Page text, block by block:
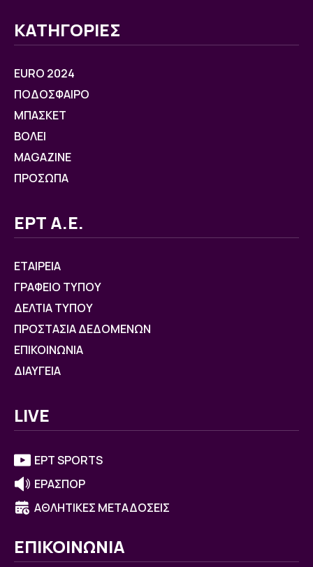
ΚΑΤΗΓΟΡΙΕΣ
EURO 2024
ΠΟΔΟΣΦΑΙΡΟ
ΜΠΑΣΚΕΤ
ΒOΛΕΙ
MAGAZINE
ΠΡΟΣΩΠΑ
ΕΡΤ Α.Ε.
ΕΤΑΙΡΕΙΑ
ΓΡΑΦΕΙΟ ΤΥΠΟΥ
ΔΕΛΤΙΑ ΤΥΠΟΥ
ΠΡΟΣΤΑΣΙΑ ΔΕΔΟΜΕΝΩΝ
ΕΠΙΚΟΙΝΩΝΙΑ
ΔΙΑΥΓΕΙΑ
LIVE
ΕΡΤ SPORTS
ΕΡΑΣΠΟΡ
ΑΘΛΗΤΙΚΕΣ ΜΕΤΑΔΟΣΕΙΣ
ΕΠΙΚΟΙΝΩΝΙΑ